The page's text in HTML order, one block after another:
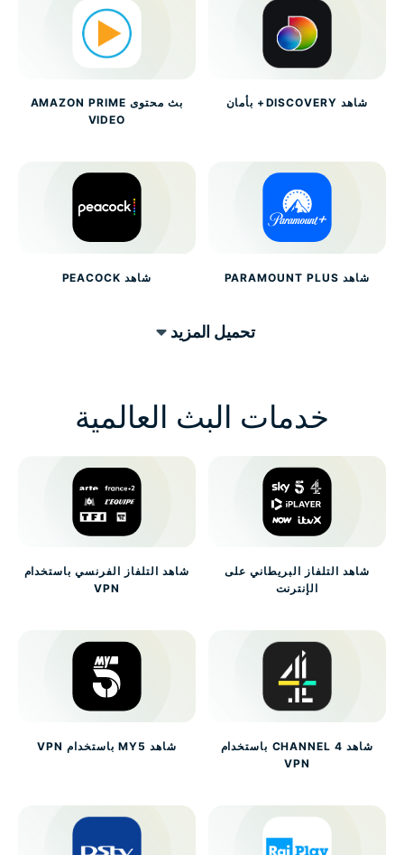
شاهد DISCOVERY+ بأمان
بث محتوى AMAZON PRIME
VIDEO
شاهد PARAMOUNT PLUS شاهد PEACOCK
تحميل المزيد
خدمات البث العالمية
شاهد التلفاز البريطاني على
الإنترنت
شاهد التلفاز الفرنسي باستخدام
VPN
شاهد CHANNEL 4 باستخدام
VPN
شاهد MY5 باستخدام VPN